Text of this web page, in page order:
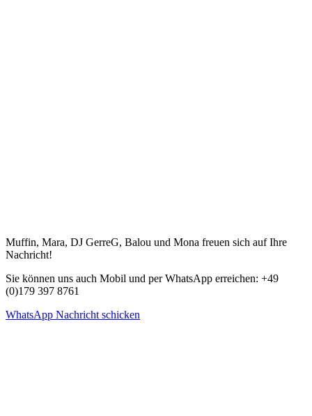
Muffin, Mara, DJ GerreG, Balou und Mona freuen sich auf Ihre
Nachricht!
Sie können uns auch Mobil und per WhatsApp erreichen: +49
(0)179 397 8761
WhatsApp Nachricht schicken